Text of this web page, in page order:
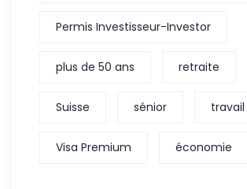
Permis Investisseur-Investor
plus de 50 ans retraite
Suisse sénior travail
Visa Premium économie